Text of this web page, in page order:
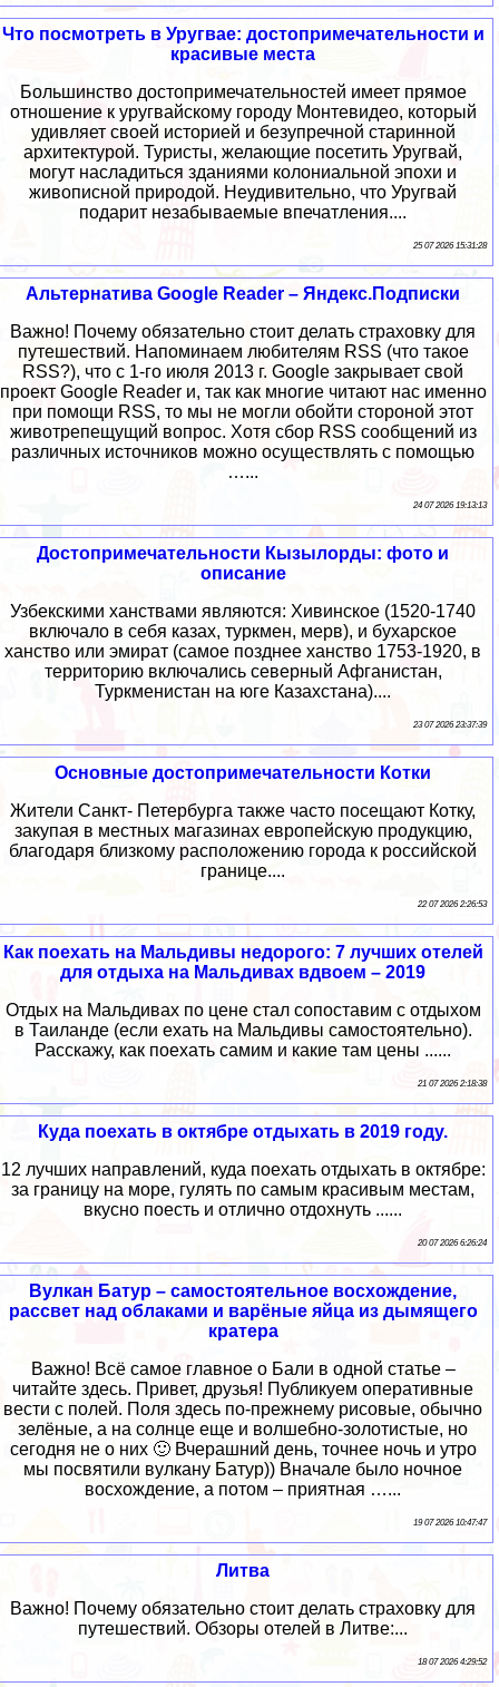
Что посмотреть в Уругвае: достопримечательности и
красивые места
Большинство достопримечательностей имеет прямое
отношение к уругвайскому городу Монтевидео, который
удивляет своей историей и безупречной старинной
архитектурой. Туристы, желающие посетить Уругвай,
могут насладиться зданиями колониальной эпохи и
живописной природой. Неудивительно, что Уругвай
подарит незабываемые впечатления....
25 07 2026 15:31:28
Альтернатива Google Reader – Яндекс.Подписки
Важно! Почему обязательно стоит делать страховку для
путешествий. Напоминаем любителям RSS (что такое
RSS?), что c 1-го июля 2013 г. Google закрывает свой
проект Google Reader и, так как многие читают нас именно
при помощи RSS, то мы не могли обойти стороной этот
животрепещущий вопрос. Хотя сбор RSS сообщений из
различных источников можно осуществлять с помощью
…...
24 07 2026 19:13:13
Достопримечательности Кызылорды: фото и
описание
Узбекскими ханствами являются: Хивинское (1520-1740
включало в себя казах, туркмен, мерв), и бухарское
ханство или эмират (самое позднее ханство 1753-1920, в
территорию включались северный Афганистан,
Туркменистан на юге Казахстана)....
23 07 2026 23:37:39
Основные достопримечательности Котки
Жители Санкт- Петербурга также часто посещают Котку,
закупая в местных магазинах европейскую продукцию,
благодаря близкому расположению города к российской
границе....
22 07 2026 2:26:53
Как поехать на Мальдивы недорого: 7 лучших отелей
для отдыха на Мальдивах вдвоем – 2019
Отдых на Мальдивах по цене стал сопоставим с отдыхом
в Таиланде (если ехать на Мальдивы самостоятельно).
Расскажу, как поехать самим и какие там цены ......
21 07 2026 2:18:38
Куда поехать в октябре отдыхать в 2019 году.
12 лучших направлений, куда поехать отдыхать в октябре:
за границу на море, гулять по самым красивым местам,
вкусно поесть и отлично отдохнуть ......
20 07 2026 6:26:24
Вулкан Батур – самостоятельное восхождение,
рассвет над облаками и варёные яйца из дымящего
кратера
Важно! Всё самое главное о Бали в одной статье –
читайте здесь. Привет, друзья! Публикуем оперативные
вести с полей. Поля здесь по-прежнему рисовые, обычно
зелёные, а на солнце еще и волшебно-золотистые, но
сегодня не о них 🙂 Вчерашний день, точнее ночь и утро
мы посвятили вулкану Батур)) Вначале было ночное
восхождение, а потом – приятная …...
19 07 2026 10:47:47
Литва
Важно! Почему обязательно стоит делать страховку для
путешествий. Обзоры отелей в Литве:...
18 07 2026 4:29:52